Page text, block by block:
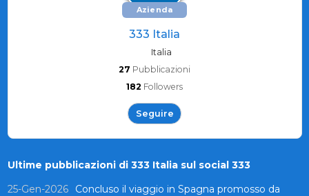
Azienda
333 Italia
Italia
27 Pubblicazioni
182 Followers
Seguire
Ultime pubblicazioni di 333 Italia sul social 333
25-Gen-2026
Concluso il viaggio in Spagna promosso da